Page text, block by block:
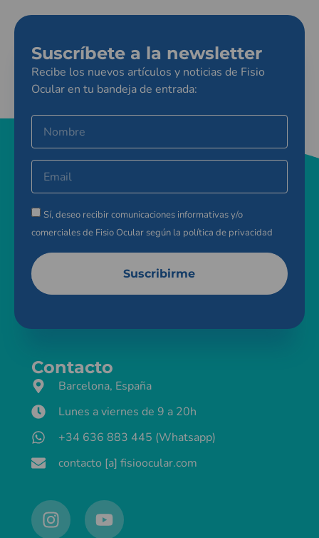
Contacto
Barcelona, España
Lunes a viernes de 9 a 20h
+34 636 883 445 (Whatsapp)
contacto [a] fisioocular.com
Suscríbete a la newsletter
Recibe los nuevos artículos y noticias de Fisio
Ocular en tu bandeja de entrada:
Sí, deseo recibir comunicaciones informativas y/o
comerciales de Fisio Ocular según la política de privacidad
Suscribirme